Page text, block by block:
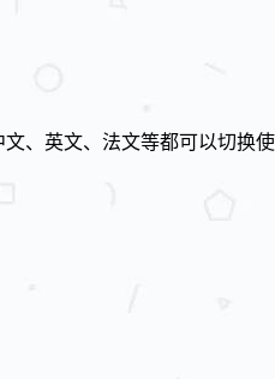
、英文、法文等都可以切换使